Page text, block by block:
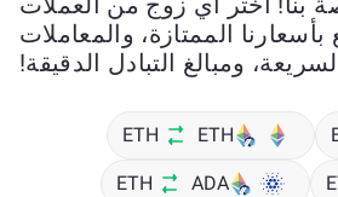
الممتازة، والمعاملات
ومبالغ التبادل الدقيقة!
ETH
ETH
ADA
ETH